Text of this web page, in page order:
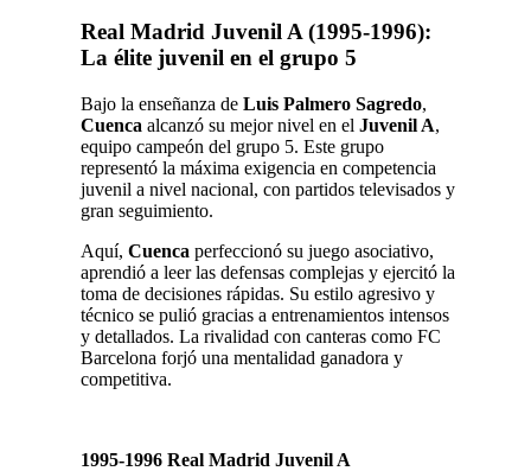
Real Madrid Juvenil A (1995-1996):
La élite juvenil en el grupo 5
Bajo la enseñanza de Luis Palmero Sagredo,
Cuenca alcanzó su mejor nivel en el Juvenil A,
equipo campeón del grupo 5. Este grupo
representó la máxima exigencia en competencia
juvenil a nivel nacional, con partidos televisados y
gran seguimiento.
Aquí, Cuenca perfeccionó su juego asociativo,
aprendió a leer las defensas complejas y ejercitó la
toma de decisiones rápidas. Su estilo agresivo y
técnico se pulió gracias a entrenamientos intensos
y detallados. La rivalidad con canteras como FC
Barcelona forjó una mentalidad ganadora y
competitiva.
1995-1996 Real Madrid Juvenil A